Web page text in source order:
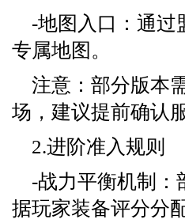
-地图入口：通过
专属地图。
注意：部分版本
场，建议提前确认
2.进阶准入规则
-战力平衡机制：
据玩家装备评分分